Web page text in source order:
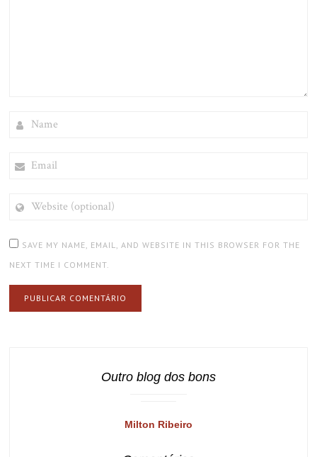
(OPTIONAL)
SAVE MY NAME, EMAIL, AND WEBSITE IN THIS BROWSER FOR THE
NEXT TIME I COMMENT.
Outro blog dos bons
Milton Ribeiro